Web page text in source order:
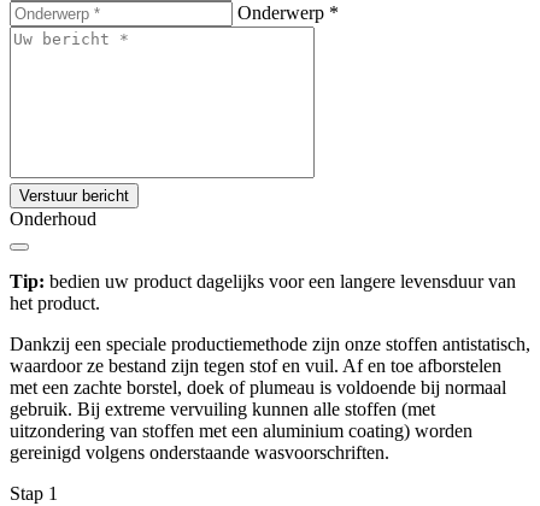
Onderwerp *
Verstuur bericht
Onderhoud
Tip: bedien uw product dagelijks voor een langere levensduur van
het product.
Dankzij een speciale productiemethode zijn onze stoffen antistatisch,
waardoor ze bestand zijn tegen stof en vuil. Af en toe afborstelen
met een zachte borstel, doek of plumeau is voldoende bij normaal
gebruik. Bij extreme vervuiling kunnen alle stoffen (met
uitzondering van stoffen met een aluminium coating) worden
gereinigd volgens onderstaande wasvoorschriften.
Stap 1